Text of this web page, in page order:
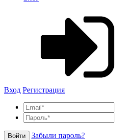
Вход Регистрация
Войти Забыли пароль?